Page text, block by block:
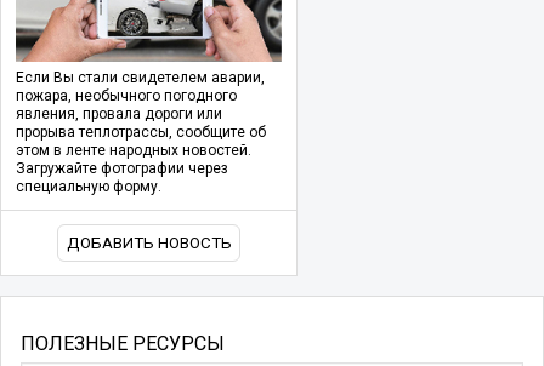
Если Вы стали свидетелем аварии,
пожара, необычного погодного
явления, провала дороги или
прорыва теплотрассы, сообщите об
этом в ленте народных новостей.
Загружайте фотографии через
специальную форму.
ДОБАВИТЬ НОВОСТЬ
ПОЛЕЗНЫЕ РЕСУРСЫ